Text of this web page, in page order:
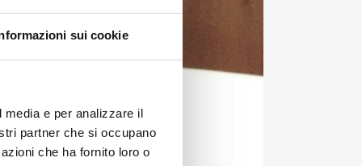
sui cookie
e per analizzare il
partner che si occupano
che ha fornito loro o